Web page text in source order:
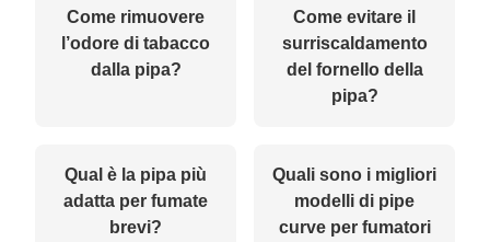
Come rimuovere
l’odore di tabacco
dalla pipa?
Come evitare il
surriscaldamento
del fornello della
pipa?
Qual è la pipa più
adatta per fumate
brevi?
Quali sono i migliori
modelli di pipe
curve per fumatori